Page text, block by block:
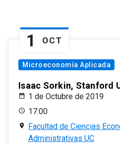
1 OCT
Microeconomía Aplicada
Isaac Sorkin, Stanford
1 de Octubre de 2019
17:00
Facultad de Ciencias
Administrativas UC